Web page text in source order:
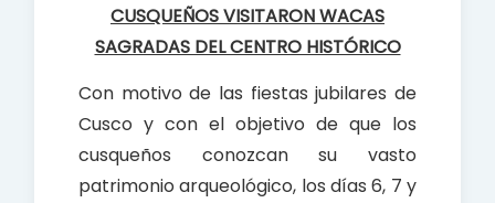
o
k
p
p
CUSQUEÑOS VISITARON WACAS
SAGRADAS DEL CENTRO HISTÓRICO
Con motivo de las fiestas jubilares de
Cusco y con el objetivo de que los
cusqueños conozcan su vasto
patrimonio arqueológico, los días 6, 7 y